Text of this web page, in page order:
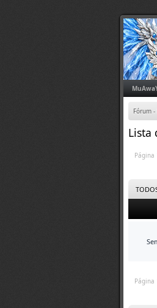
Fórum
Lista
Página
Página